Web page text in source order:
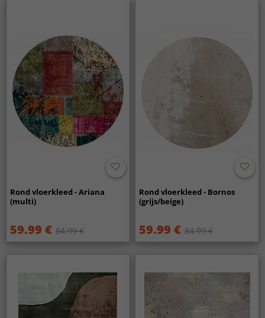
Rond vloerkleed - Ariana
(multi)
59.99 € 84.99 €
Rond vloerkleed - Bornos
(grijs/beige)
59.99 € 84.99 €